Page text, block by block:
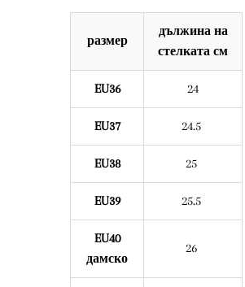
размер
дължина на
стелката см
EU36 24
EU37 24.5
EU38 25
EU39 25.5
EU40
дамско
26